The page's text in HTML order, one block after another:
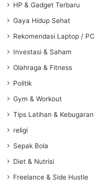
HP & Gadget Terbaru
Gaya Hidup Sehat
Rekomendasi Laptop / PC
Investasi & Saham
Olahraga & Fitness
Politik
Gym & Workout
Tips Latihan & Kebugaran
religi
Sepak Bola
Diet & Nutrisi
Freelance & Side Hustle